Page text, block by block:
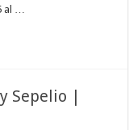
al …
Sepelio |